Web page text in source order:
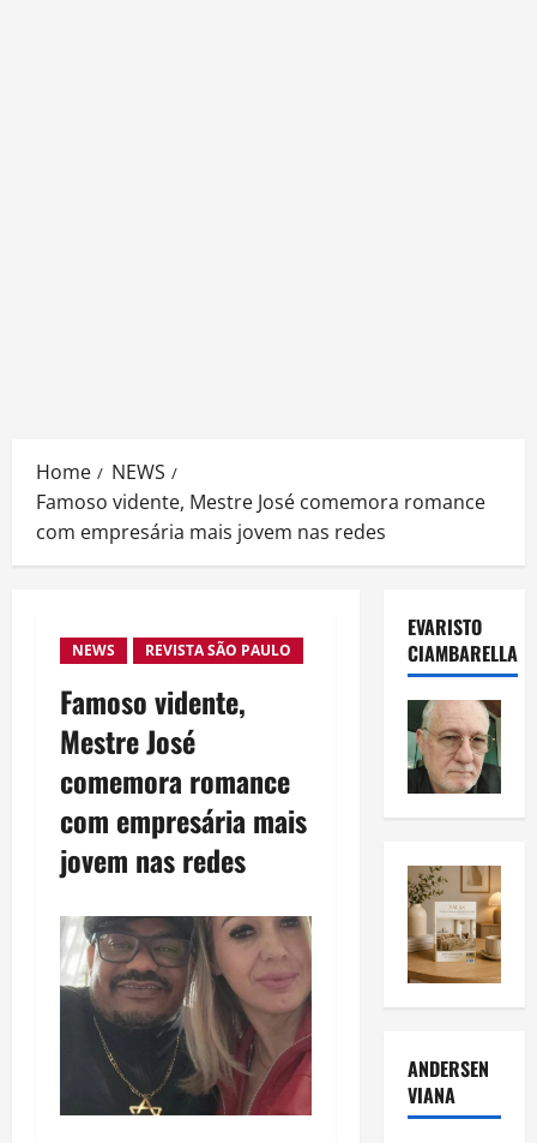
Home
NEWS
Famoso vidente, Mestre José comemora romance
com empresária mais jovem nas redes
NEWS REVISTA SÃO PAULO
Famoso vidente,
Mestre José
comemora romance
com empresária mais
jovem nas redes
EVARISTO
CIAMBARELLA
ANDERSEN
VIANA